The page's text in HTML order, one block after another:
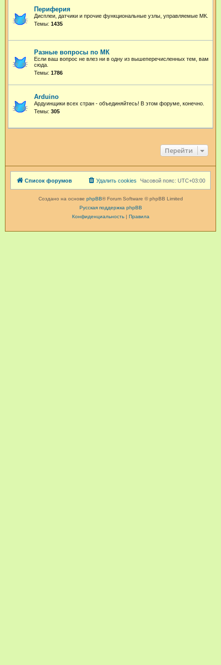
Периферия
Дисплеи, датчики и прочие функциональные узлы, управляемые МК.
Темы: 1435
Разные вопросы по МК
Если ваш вопрос не влез ни в одну из вышеперечисленных тем, вам
сюда.
Темы: 1786
Arduino
Ардуинщики всех стран - объединяйтесь! В этом форуме, конечно.
Темы: 305
Перейти
Список форумов Часовой пояс: UTC+03:00
Удалить cookies
Создано на основе phpBB® Forum Software © phpBB Limited
Русская поддержка phpBB
Конфиденциальность| Правила